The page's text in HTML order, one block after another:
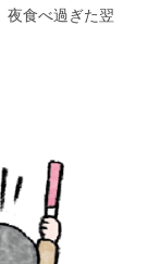
夜食べ過ぎた翌